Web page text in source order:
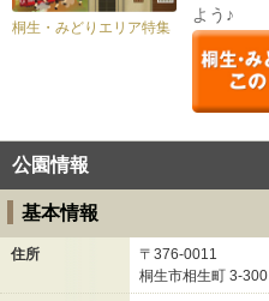
桐生・みどりエリア特集
よう♪
公園情報
基本情報
住所
〒376-0011
桐生市相生町 3-300